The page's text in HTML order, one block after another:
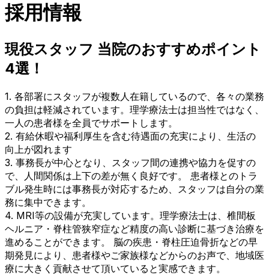
採用情報
現役スタッフ 当院のおすすめポイント
4選！
1. 各部署にスタッフが複数人在籍しているので、各々の業務
の負担は軽減されています。理学療法士は担当性ではなく、
一人の患者様を全員でサポートします。
2. 有給休暇や福利厚生を含む待遇面の充実により、生活の
向上が図れます
3. 事務長が中心となり、スタッフ間の連携や協力を促すの
で、人間関係は上下の差が無く良好です。 患者様とのトラ
ブル発生時には事務長が対応するため、スタッフは自分の業
務に集中できます。
4. MRI等の設備が充実しています。理学療法士は、椎間板
ヘルニア・脊柱管狭窄症など精度の高い診断に基づき治療を
進めることができます。 脳の疾患・脊柱圧迫骨折などの早
期発見により、患者様やご家族様などからのお声で、地域医
療に大きく貢献させて頂いていると実感できます。